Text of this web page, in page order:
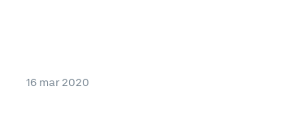
16 mar 2020